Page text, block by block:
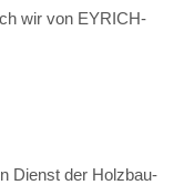
wir von EYRICH-
Dienst der Holzbau-